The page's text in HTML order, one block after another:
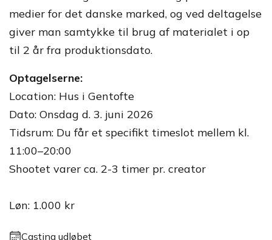
medier for det danske marked, og ved deltagelse
giver man samtykke til brug af materialet i op
til 2 år fra produktionsdato.
Optagelserne:
Location: Hus i Gentofte
Dato: Onsdag d. 3. juni 2026
Tidsrum: Du får et specifikt timeslot mellem kl.
11:00–20:00
Shootet varer ca. 2-3 timer pr. creator
Løn: 1.000 kr
Casting udløbet